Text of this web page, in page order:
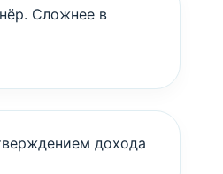
Сложнее в
дохода